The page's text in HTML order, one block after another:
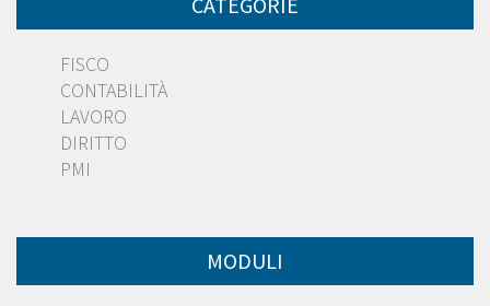
FISCO
CONTABILITÀ
LAVORO
DIRITTO
PMI
MODULI